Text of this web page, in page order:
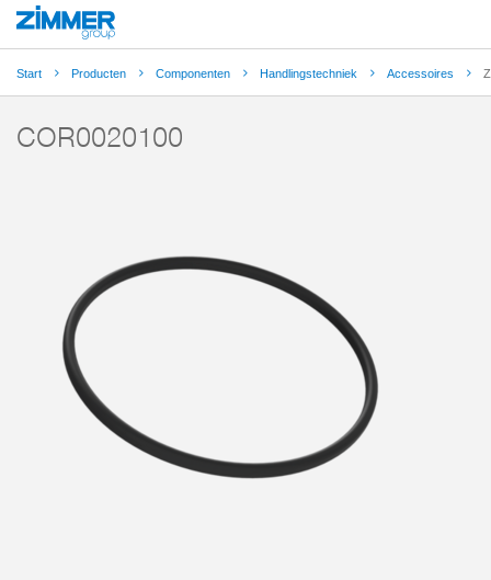
Start Producten Componenten Handlingstechniek Accessoires
COR0020100